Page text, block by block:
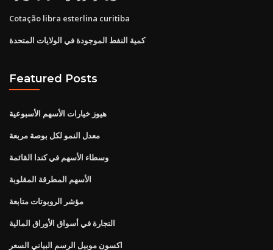
Cotação libra esterlina curitiba
كمية النفط الموجودة في الولايات المتحدة
Featured Posts
هيوز خيارات الأسهم الأسبوعية
معدل النمو لكل بوصة مربعة
وسطاء الأسهم في كندا القائمة
الأسهم المطرقة المقلوبة
مؤشر الروبوتات متابعة
التجارة في أسواق الأوراق المالية
اكسون موبيل الرسم البياني السعر